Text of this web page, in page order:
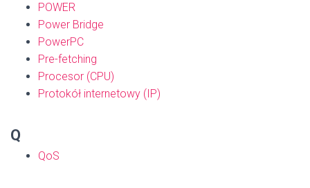
POWER
Power Bridge
PowerPC
Pre-fetching
Procesor (CPU)
Protokół internetowy (IP)
Q
QoS